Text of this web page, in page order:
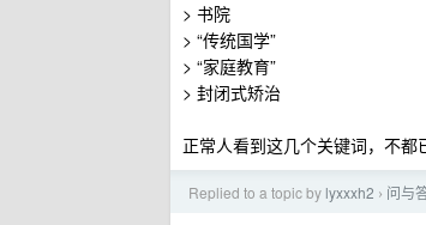
> 书院
> “传统国学”
> “家庭教育”
> 封闭式矫治
正常人看到这几个关键词，不都
Replied to a topic by lyxxxh2 › 问与